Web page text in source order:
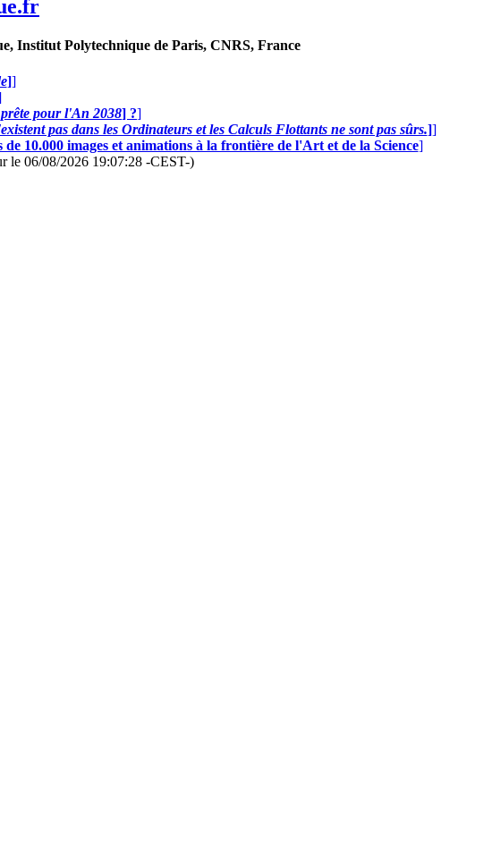
Institut Polytechnique de Paris, CNRS, France
]]
pour l'An 2038] ?]
pas dans les Ordinateurs et les Calculs Flottants ne sont pas sûrs.]]
10.000 images et animations à la frontière de l'Art et de la Science]
le 06/08/2026 19:07:28 -CEST-)